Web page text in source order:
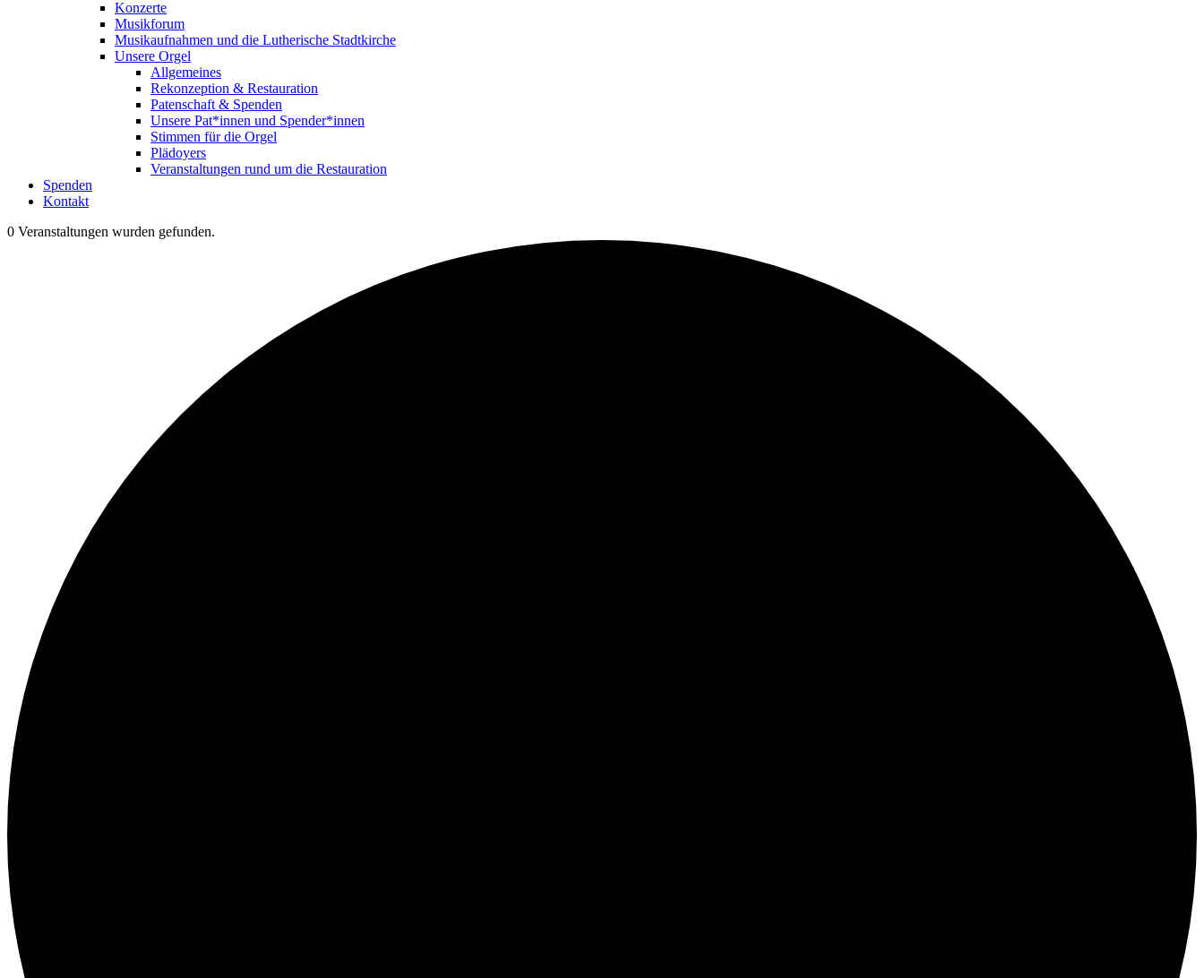
Konzerte
Musikforum
Musikaufnahmen und die Lutherische Stadtkirche
Unsere Orgel
Allgemeines
Rekonzeption & Restauration
Patenschaft & Spenden
Unsere Pat*innen und Spender*innen
Stimmen für die Orgel
Plädoyers
Veranstaltungen rund um die Restauration
Spenden
Kontakt
0 Veranstaltungen wurden gefunden.